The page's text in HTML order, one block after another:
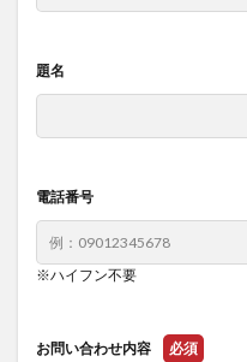
題名
電話番号
※ハイフン不要
お問い合わせ内容 必須